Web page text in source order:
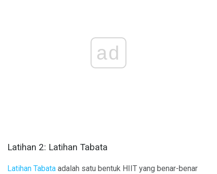
ad
Latihan 2: Latihan Tabata
Latihan Tabata adalah satu bentuk HIIT yang benar-benar